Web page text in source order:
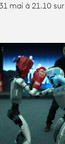
mai à 21.10